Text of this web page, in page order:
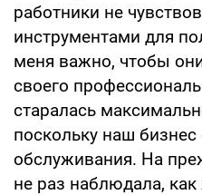
работники не
инструментами для
меня важно, чтобы
своего
старалась
поскольку наш
обслуживания. На
не раз наблюдала,